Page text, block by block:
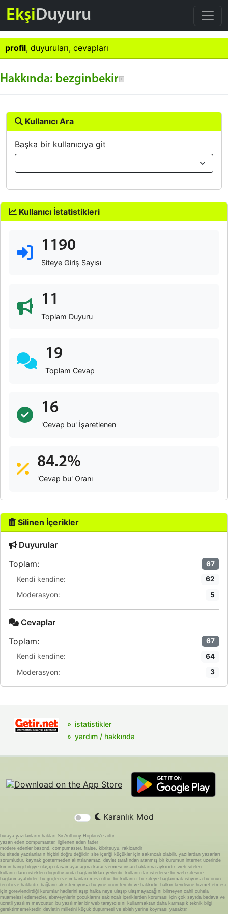
EkşiDuyuru
profil, duyuruları, cevapları
Hakkında: bezginbekir
Kullanıcı Ara
Başka bir kullanıcıya git
Kullanıcı İstatistikleri
1190
Siteye Giriş Sayısı
11
Toplam Duyuru
19
Toplam Cevap
16
'Cevap bu' İşaretlenen
84.2%
'Cevap bu' Oranı
Silinen İçerikler
Duyurular
Toplam:
67
Kendi kendine: 62
Moderasyon: 5
Cevaplar
Toplam:
67
Kendi kendine: 64
Moderasyon: 3
istatistikler
yardım / hakkında
Karanlık Mod
buraya yazılanların hakları Sir Anthony Hopkins'e aittir.
yazan eden compumaster, ilgilenen eden fader
modere edenler basond, compumaster, fraise, kibritsuyu, rakicandir
bu sitede yazılanların hiçbiri doğru değildir. site içeriği küçükler için sakıncalı olabilir. yazılardan yazarları
sorumludur. kaynak göstermeden alıntılanamaz. devlet tarafından atanmış bir kurumun internet üzerinde
kimin hangi bilgiye ulaşıp ulaşamayacağına karar vermesi insan haklarına aykırıdır. web siteleri
kullanıcıların istekleri doğrultusunda bağlandıkları yerlerdir. kullanıcılar isterlerse bir web sitesine
bağlanmayabilirler. bu güçleri ve imkanları mevcuttur. bir kullanıcı bir siteye bağlanmak istiyorsa bu onun
tercihi ve hakkıdır. bağlanmak istemiyorsa bu yine onun tercihi ve hakkıdır. halkın kendisine hizmet etmesi
için görevlendirdiği kurumlar hadlerini aşıp halka neye ulaşıp ulaşmayacağını bilmeyen cahil cühela
muamelesi edemezler. ebeveynlerin çocuklarını sakıncalı içeriklerden koruması için çok sayıda bedava ve
ücretli yazılım mevcuttur. bu yazılımlar bir web tarayıcısını kullanmaktan daha karmaşık teknik bilgi
gerektirmemektedir. devletin milletini küçük düşürmesi ve ebleh yerine koyması yasaktır.